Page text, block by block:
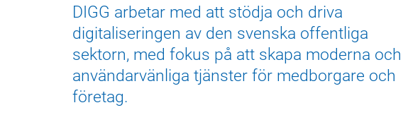
DIGG arbetar med att stödja och driva
digitaliseringen av den svenska offentliga
sektorn, med fokus på att skapa moderna och
användarvänliga tjänster för medborgare och
företag.